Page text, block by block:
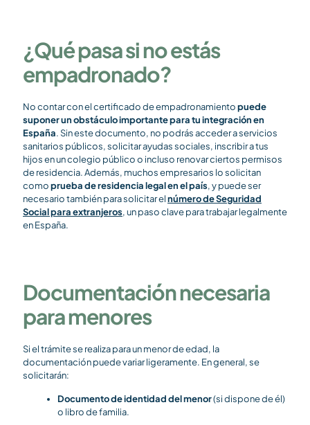
¿Qué pasa si no estás
empadronado?
No contar con el certificado de empadronamientopuede
suponer un obstáculo importante para tu integración en
España. Sin este documento, no podrás acceder a servicios
sanitarios públicos, solicitar ayudas sociales, inscribir a tus
hijos en un colegio público o incluso renovar ciertos permisos
de residencia. Además, muchos empresarios lo solicitan
comoprueba de residencia legal en el país, y puede ser
necesario también para solicitar elnúmero de Seguridad
Social para extranjeros, un paso clave para trabajar legalmente
en España.
Documentación necesaria
para menores
Si el trámite se realiza para un menor de edad, la
documentación puede variar ligeramente. En general, se
solicitarán:
Documento de identidad del menor(si dispone de él)
o libro de familia.